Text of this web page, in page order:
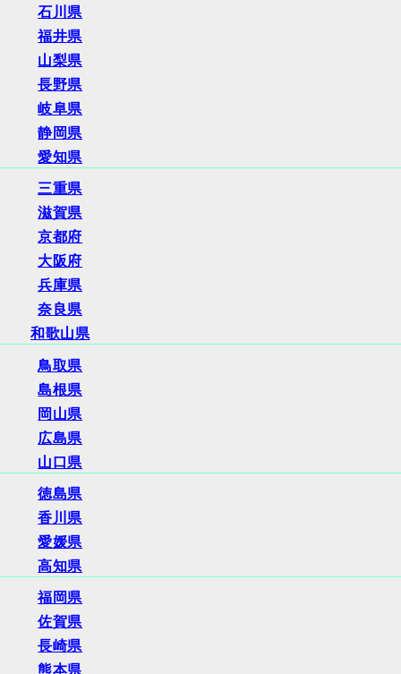
石川県
福井県
山梨県
長野県
岐阜県
静岡県
愛知県
三重県
滋賀県
京都府
大阪府
兵庫県
奈良県
和歌山県
鳥取県
島根県
岡山県
広島県
山口県
徳島県
香川県
愛媛県
高知県
福岡県
佐賀県
長崎県
熊本県